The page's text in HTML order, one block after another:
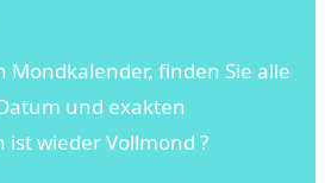
finden Sie alle
und exakten
wieder Vollmond ?